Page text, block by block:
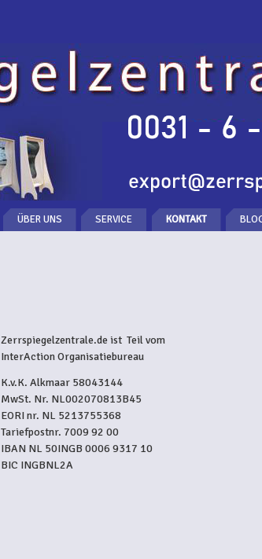
ÜBER UNS SERVICE KONTAKT
Zerrspiegelzentrale.de ist Teil vom
InterAction Organisatiebureau
K.v.K. Alkmaar 58043144
MwSt. Nr. NL002070813B45
EORI nr. NL 5213755368
Tariefpostnr. 7009 92 00
IBAN NL 50INGB 0006 9317 10
BIC INGBNL2A